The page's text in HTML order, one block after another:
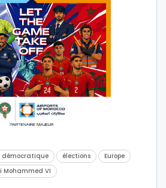
démocratique élections
Europe
Mohammed VI